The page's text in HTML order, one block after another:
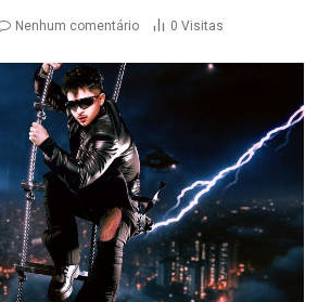
Nenhum comentário 0 Visitas